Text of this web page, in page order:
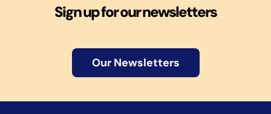
Sign up for our newsletters
Our Newsletters